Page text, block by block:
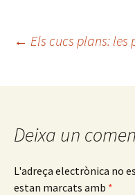
o
o
ar
pels
articles
← Els cucs plans: les
Deixa un
L'adreça electrònica no
estan marcats amb *